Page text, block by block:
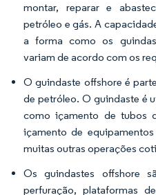
montar, reparar e
petróleo e gás. A
a forma como os
variam de acordo com os
O guindaste offshore é
de petróleo. O guindaste é
como içamento de tubos
içamento de
muitas outras operações
Os guindastes offshore
perfuração, plataformas